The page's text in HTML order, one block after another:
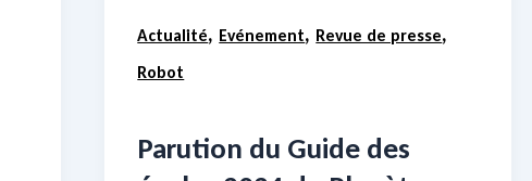
Actualité, Evénement, Revue de presse,
Robot
Parution du Guide des